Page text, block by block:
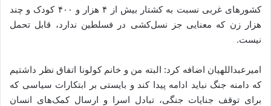
کشورهای غربی نسبت به کشتار بیش از ۴ هزار و ۴۰۰ کودک و چند
هزار زن که معنایی جز نسل‌کشی در فسلطین ندارد، قابل تحمل
نیست.
امیرعبداللهیان اضافه کرد: البته من و خانم کولونا اتفاق نظر داشتیم
که دامنه جنگ نباید ادامه پیدا کند و بایستی بر ابتکارات سیاسی که
برای توقف جنایات جنگی، تبادل اسرا و ارسال کمک‌های انسان